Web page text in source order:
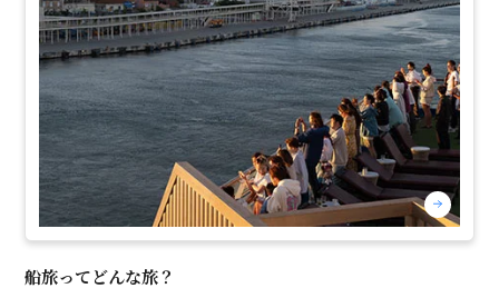
船旅ってどんな旅？